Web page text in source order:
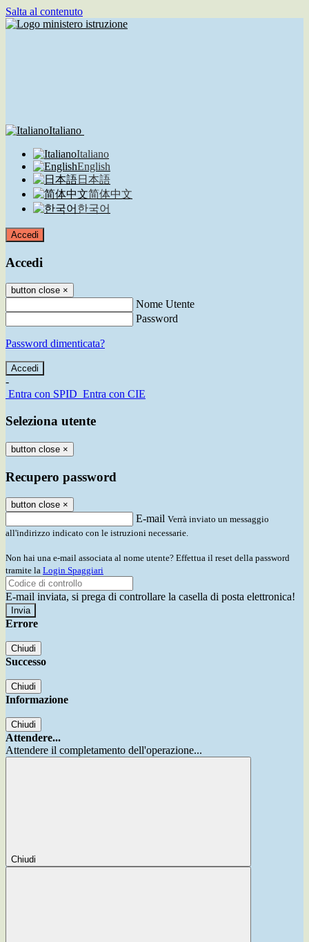
Salta al contenuto
Italiano
Italiano
English
日本語
简体中文
한국어
Accedi
Accedi
button close ×
Nome Utente
Password
Password dimenticata?
-
Entra con SPID Entra con CIE
Seleziona utente
button close ×
Recupero password
button close ×
E-mail Verrà inviato un messaggio
all'indirizzo indicato con le istruzioni necessarie.
Non hai una e-mail associata al nome utente? Effettua il reset della password
tramite la Login Spaggiari
E-mail inviata, si prega di controllare la casella di posta elettronica!
Errore
Chiudi
Successo
Chiudi
Informazione
Chiudi
Attendere...
Attendere il completamento dell'operazione...
Chiudi